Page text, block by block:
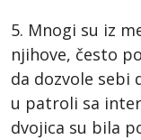
5. Mnogi su iz
njihove, često
da dozvole sebi
u patroli sa
dvojica su bila